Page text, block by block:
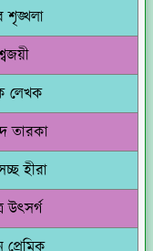
শৃঙ্খলা
লেখক
তারকা
হীরা
উৎসর্গ
প্রেমিক